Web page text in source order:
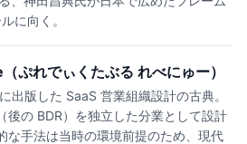
に向く。
ぷれでぃくたぶる れべにゅー）
出版した SaaS 営業組織設計の古典。
後の BDR）を独立した分業として設計
な手法は当時の環境前提のため、現代